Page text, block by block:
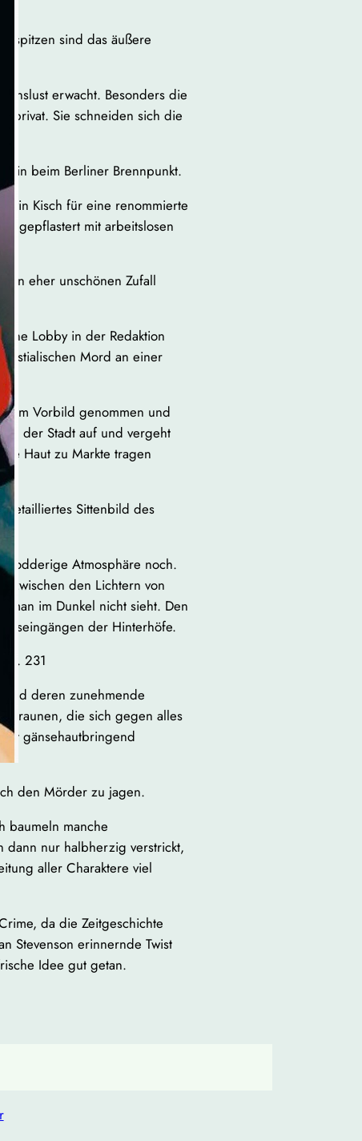
sind das äußere
erwacht. Besonders die
privat. Sie schneiden sich die
beim Berliner Brennpunkt.
Kisch für eine renommierte
gepflastert mit arbeitslosen
eher unschönen Zufall
Lobby in der Redaktion
Mord an einer
Vorbild genommen und
der Stadt auf und vergeht
Haut zu Markte tragen
Sittenbild des
Atmosphäre noch.
zwischen den Lichtern von
im Dunkel nicht sieht. Den
der Hinterhöfe.
S. 231
und deren zunehmende
Braunen, die sich gegen alles
ist gänsehautbringend
den Mörder zu jagen.
baumeln manche
dann nur halbherzig verstrickt,
aller Charaktere viel
da die Zeitgeschichte
Stevenson erinnernde Twist
Idee gut getan.